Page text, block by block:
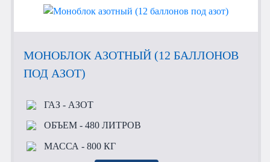
МОНОБЛОК АЗОТНЫЙ (12 БАЛЛОНОВ
ПОД АЗОТ)
ГАЗ- АЗОТ
ОБЪЕМ- 480 ЛИТРОВ
МАССА - 800 КГ